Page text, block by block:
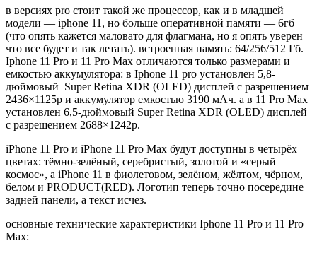
в версиях pro стоит такой же процессор, как и в младшей
модели — iphone 11, но больше оперативной памяти — 6гб
(что опять кажется маловато для флагмана, но я опять уверен
что все будет и так летать). встроенная память: 64/256/512 Гб.
Iphone 11 Pro и 11 Pro Max отличаются только размерами и
емкостью аккумулятора: в Iphone 11 pro установлен 5,8-
дюймовый Super Retina XDR (OLED) дисплей с разрешением
2436×1125p и аккумулятор емкостью 3190 мАч. а в 11 Pro Max
установлен 6,5-дюймовый Super Retina XDR (OLED) дисплей
с разрешением 2688×1242p.
iPhone 11 Pro и iPhone 11 Pro Max будут доступны в четырёх
цветах: тёмно-зелёный, серебристый, золотой и «серый
космос», а iPhone 11 в фиолетовом, зелёном, жёлтом, чёрном,
белом и PRODUCT(RED). Логотип теперь точно посередине
задней панели, а текст исчез.
основные технические характеристики Iphone 11 Pro и 11 Pro
Max: